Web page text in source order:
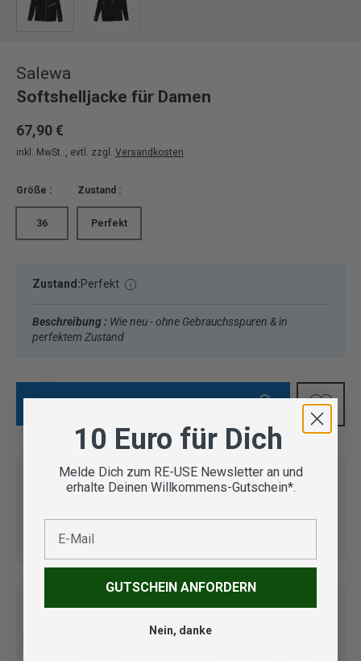
Salewa
Softshelljacke für Damen
67,90 €
inkl. MwSt. , evtl. zzgl. Versandkosten
Größe :
36
Zustand :
Perfekt
Zustand:Perfekt
Beschreibung : Wie neu - ohne Gebrauchsspuren & in
perfektem Zustand
IN DEN WARENKORB
Artikel
Kostenlose Lieferung ab 100
14 Tage Rückgaberecht und
10 Euro für Dich
Melde Dich zum RE-USE Newsletter an und
erhalte Deinen Willkommens-Gutschein*.
GUTSCHEIN ANFORDERN
Nein, danke